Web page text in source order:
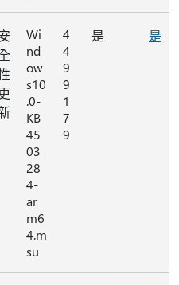
Wi
nd
ow
s10
.0-
KB
45
03
28
4-
ar
m6
4.m
su
4
4
9
9
1
7
9
是 是